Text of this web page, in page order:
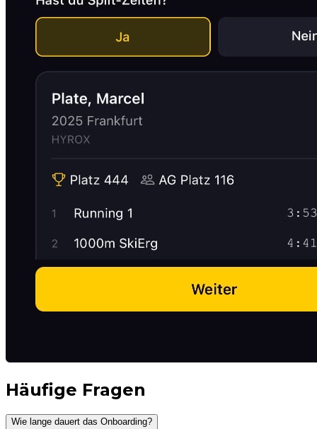
Häufige Fragen
Wie lange dauert das Onboarding?